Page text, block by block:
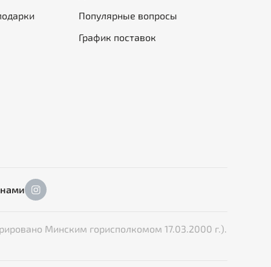
Популярные вопросы
График поставок
Минским горисполкомом 17.03.2000 г.).